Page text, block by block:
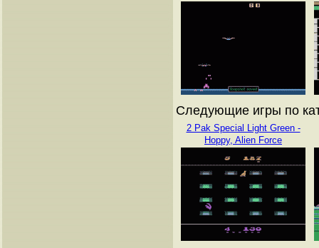
Следующие игры по
2 Pak Special Light Green -
Hoppy, Alien Force